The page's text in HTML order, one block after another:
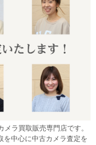
ラ買取販売専門店です。
を中心に中古カメラ査定を